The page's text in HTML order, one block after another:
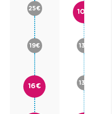
25€
19€
16€
10€
13€
13€